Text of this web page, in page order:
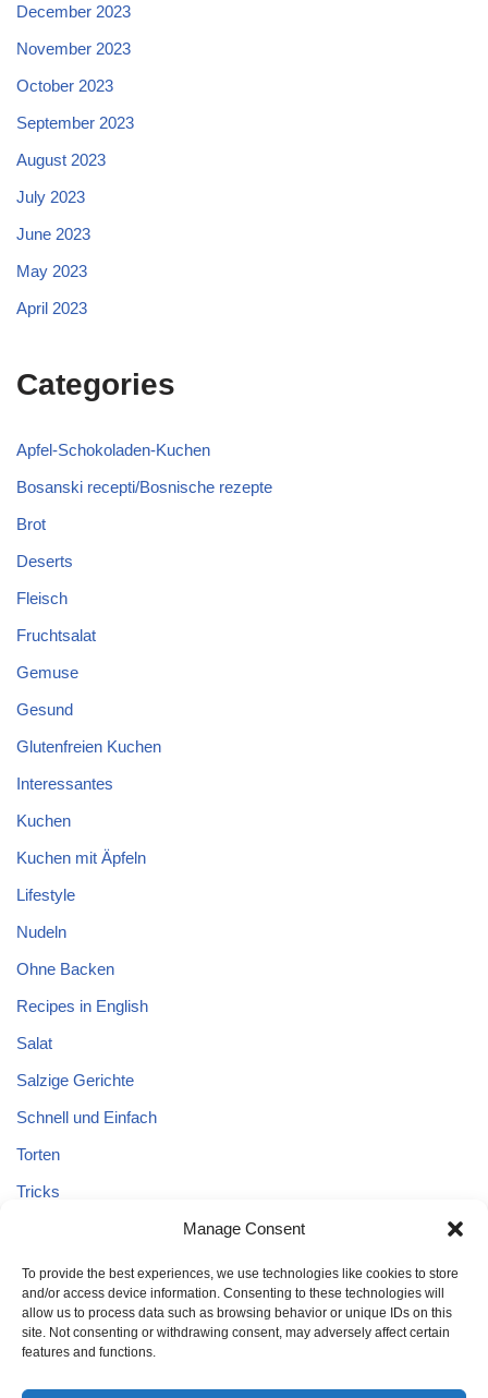
Manage Consent
To provide the best experiences, we use technologies like cookies to store
and/or access device information. Consenting to these technologies will
allow us to process data such as browsing behavior or unique IDs on this
site. Not consenting or withdrawing consent, may adversely affect certain
features and functions.
December 2023
November 2023
October 2023
September 2023
August 2023
July 2023
June 2023
May 2023
April 2023
Categories
Apfel-Schokoladen-Kuchen
Bosanski recepti/Bosnische rezepte
Brot
Deserts
Fleisch
Fruchtsalat
Gemuse
Gesund
Glutenfreien Kuchen
Interessantes
Kuchen
Kuchen mit Äpfeln
Lifestyle
Nudeln
Ohne Backen
Recipes in English
Salat
Salzige Gerichte
Schnell und Einfach
Torten
Tricks
Uncategorized
Vegane Kuchen